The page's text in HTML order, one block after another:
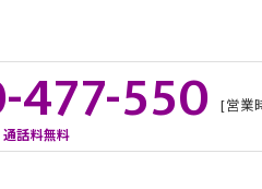
477-550
通話料無料
[営業